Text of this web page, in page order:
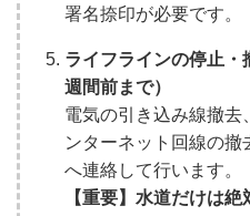
署名捺印が必要です。
ライフラインの停止
週間前まで）
電気の引き込み線撤去
ンターネット回線の撤
へ連絡して行います。
【重要】水道だけは